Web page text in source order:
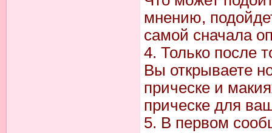
мнению,
самой сначала
4. Только после
Вы открываете
прическе и
прическе для
5. В первом